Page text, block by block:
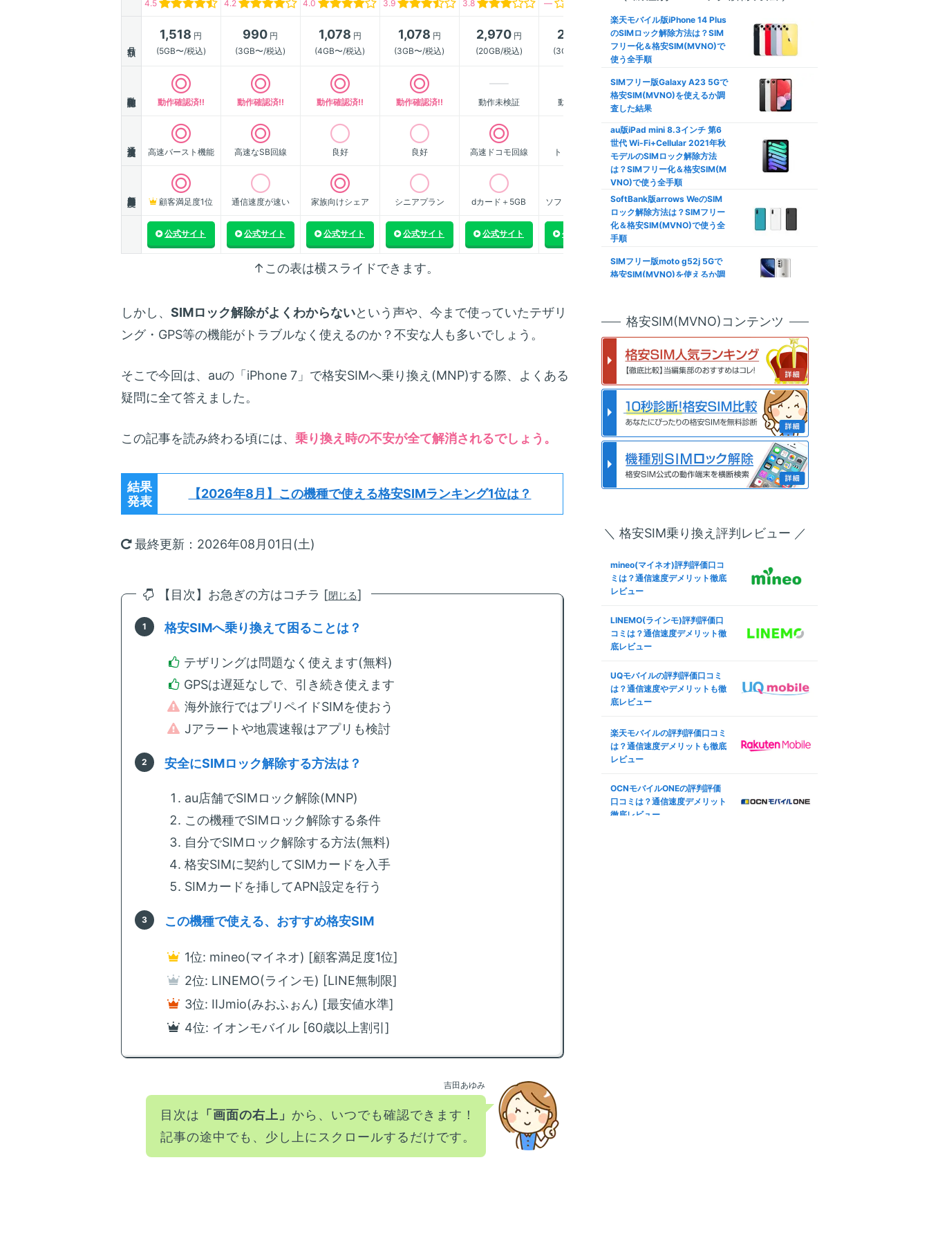
4.5 4.2 4.0 3.9 3.8 ― ―
1,518 円
(5GB〜/税込)
990 円
(3GB〜/税込)
1,078 円
(4GB〜/税込)
1,078 円
(3GB〜/税込)
2,970円
(20GB/税込)
2,178
(3GB〜/税込)
792円
(3GB〜/税込)
動作確認済!! 動作確認済!! 動作確認済!! 動作確認済!! 動作未検証 動作未検証 動作未検証
高速バースト機能 高速なSB回線 良好 良好 高速ドコモ回線 トップクラス やや遅い
顧客満足度1位 通信速度が速い 家族向けシェア シニアプラン dカード＋5GB ソフトバンク傘下 ソニー運営
公式サイト 公式サイト 公式サイト 公式サイト 公式サイト 公式サイト
↑この表は横スライドできます。
しかし、 SIMロック解除がよくわからないという声や、今まで使っていたテザリ
ング・GPS等の機能がトラブルなく使えるのか？不安な人も多いでしょう。
そこで今回は、auの「iPhone 7」で格安SIMへ乗り換え(MNP)する際、よくある
疑問に全て答えました。
この記事を読み終わる頃には、 乗り換え時の不安が全て解消されるでしょう。
結果
発表
【2026年8月】 この機種で使える格安SIMランキング1位は？
最終更新：2026年08月01日(土)
【目次】お急ぎの方はコチラ [閉じる]
格安SIMへ乗り換えて困ることは？
テザリングは問題なく使えます(無料)
GPSは遅延なしで、引き続き使えます
海外旅行ではプリペイドSIMを使おう
Jアラートや地震速報はアプリも検討
安全にSIMロック解除する方法は？
au店舗でSIMロック解除(MNP)
この機種でSIMロック解除する条件
自分でSIMロック解除する方法(無料)
格安SIMに契約してSIMカードを入手
SIMカードを挿してAPN設定を行う
この機種で使える、おすすめ格安SIM
1位: mineo(マイネオ) [顧客満足度1位]
2位: LINEMO(ラインモ) [LINE無制限]
3位: IIJmio(みおふぉん) [最安値水準]
4位: イオンモバイル [60歳以上割引]
吉田あゆみ
目次は 「画面の右上」 から、いつでも確認できます！
記事の途中でも、少し上にスクロールするだけです。
【口座振替/デビットカード】
クレジットカード不要の格安SI
M徹底比較
家族割は格安SIMでも使える？
家族向けプランおすすめ格安SI
【カウントフリー】データ無制
限使い放題の罠！制限なし格安
SIM比較
格安SIMはテザリングできな
い？docomo/au/Softbank回
線おすすめ比較
iPhone/Androidのデータ通信
量節約！ギガ不足を解消して通
mineo(マイネオ)メールアドレ
ス設定！キャリアメールから変
更も解説
mineo(マイネオ)フリータンク
とは？引き出しルール条件やデ
メリット
mineo(マイネオ)パケットシェ
ア方法は？パケットギフト併用
でお得に
mineo(マイネオ)なら法人契約
Mも徹底解説
mineo(マイネオ)海外で使え
ミング設定も
mineo(マイネオ)の端末安心保
ne保証も
mineo(マイネオ)の契約プラン
プ変更も
mineo(マイネオ)マイページ徹
順も紹介
楽天モバイル版iPhone 14 Plus
のSIMロック解除方法は？SIM
フリー化＆格安SIM(MVNO)で
使う全手順
SIMフリー版Galaxy A23 5Gで
格安SIM(MVNO)を使えるか調
査した結果
au版iPad mini 8.3インチ 第6
世代 Wi-Fi+Cellular 2021年秋
モデルのSIMロック解除方法
は？SIMフリー化＆格安SIM(M
VNO)で使う全手順
SoftBank版arrows WeのSIM
ロック解除方法は？SIMフリー
化＆格安SIM(MVNO)で使う全
手順
SIMフリー版moto g52j 5Gで
格安SIM(MVNO)を使えるか調
のSIMロック解除方法は？SIM
フリー化＆格安SIM(MVNO)で
使う全手順
au版iPhone 13 ProのSIMロッ
ク解除方法は？SIMフリー化＆
格安SIM(MVNO)で使う全手順
SIMフリー版Redmi 9Tで格安S
IM(MVNO)を使えるか調査した
結果
SoftBank版Xperia 10 VのSIM
ロック解除方法は？SIMフリー
SIMフリー版Smartphone for
KW-BL512R16で格安SIM(MV
NO)を使えるか調査した結果
SIMフリー版OPPO Reno5 Aで
査した結果
docomo版iPhone SE (第3世
Mフリー化＆格安SIM(MVNO)
で使う全手順
楽天モバイル版iPhone 12のSI
リー化＆格安SIM(MVNO)で使
う全手順
SoftBank版iPad Pro 11インチ
年秋モデルのSIMロック解除方
法は？SIMフリー化＆格安SIM
(MVNO)で使う全手順
格安SIM(MVNO)コンテンツ
＼ 格安SIM乗り換え評判レビュー ／
mineo(マイネオ)評判評価口コ
ミは？通信速度デメリット徹底
レビュー
LINEMO(ラインモ)評判評価口
コミは？通信速度デメリット徹
底レビュー
UQモバイルの評判評価口コミ
は？通信速度やデメリットも徹
底レビュー
楽天モバイルの評判評価口コミ
は？通信速度デメリットも徹底
レビュー
OCNモバイルONEの評判評価
口コミは？通信速度デメリット
徹底レビュー